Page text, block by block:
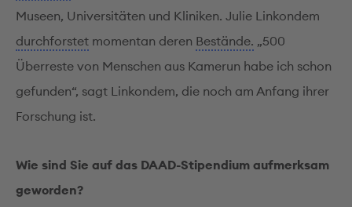
Museen, Universitäten und Kliniken. Julie Linkondem
durchforstet momentan deren Bestände. „500
Überreste von Menschen aus Kamerun habe ich schon
gefunden“, sagt Linkondem, die noch am Anfang ihrer
Forschung ist.
Wie sind Sie auf das DAAD-Stipendium aufmerksam
geworden?